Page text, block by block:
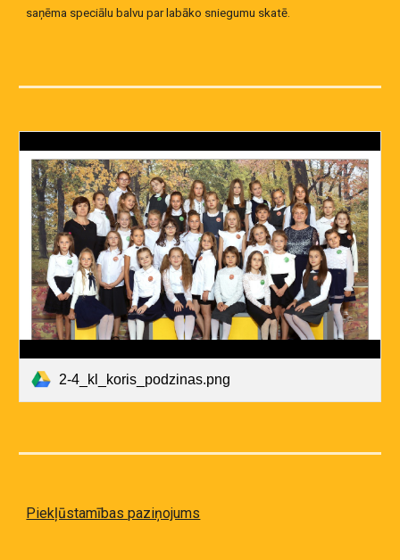
saņēma speciālu balvu par labāko sniegumu skatē.
2-4_kl_koris_podzinas.png
Piekļūstamības paziņojums